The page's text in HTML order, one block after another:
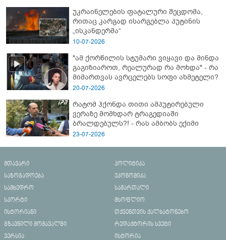
უკრაინელების ფატალური შეცდომა,
რითაც კარგად ისარგებლა პუტინის
„ისკანდერმა“
10-07-2026
"ამ ქორწილის სტუმარი ვიყავი და მინდა
გაგიზიაროთ, რეალურად რა მოხდა" - რა
მიმართვას ავრცელებს სოფი ახმეტელი?
20-07-2026
რატომ ჰქონდა თითი ამპუტირებული
ვერაზე მომხდარ ტრაგედიაში
ბრალდებულს?! - რას ამბობს ექიმი
23-07-2026
მთავარი
პოლიტიკა
საზოგადოება
ეკონომიკა
სამხედრო
სამართალი
სპორტი
მსოფლიო
ისტორიანი
თქვენთვის ქალბატონებო
გზავნილი მომავალში
რედაქტორის სვეტი
ვერსია
ისტორია